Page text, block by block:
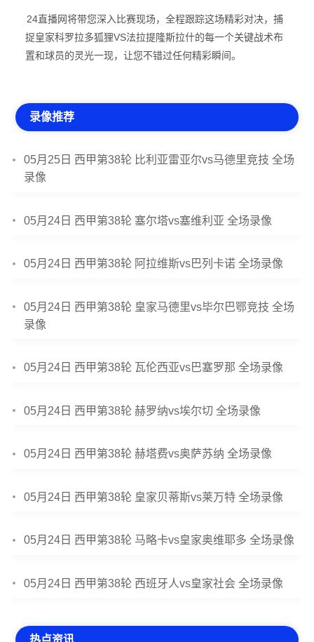
24直播网将带您深入比赛现场，全程跟踪这场精彩对决，捕
捉皇家科罗拉多狐狸VS法拉提隆斯拉什的每一个关键战术布
置和球员的灵光一现，让您不错过任何精彩瞬间。
录像推荐
05月25日 西甲第38轮 比利亚雷亚尔vs马德里竞技 全场
录像
05月24日 西甲第38轮 塞尔塔vs塞维利亚 全场录像
05月24日 西甲第38轮 阿拉维斯vs巴列卡诺 全场录像
05月24日 西甲第38轮 皇家马德里vs毕尔巴鄂竞技 全场
录像
05月24日 西甲第38轮 瓦伦西亚vs巴塞罗那 全场录像
05月24日 西甲第38轮 赫罗纳vs埃尔切 全场录像
05月24日 西甲第38轮 赫塔费vs奥萨苏纳 全场录像
05月24日 西甲第38轮 皇家贝蒂斯vs莱万特 全场录像
05月24日 西甲第38轮 马略卡vs皇家奥维耶多 全场录像
05月24日 西甲第38轮 西班牙人vs皇家社会 全场录像
热点资讯